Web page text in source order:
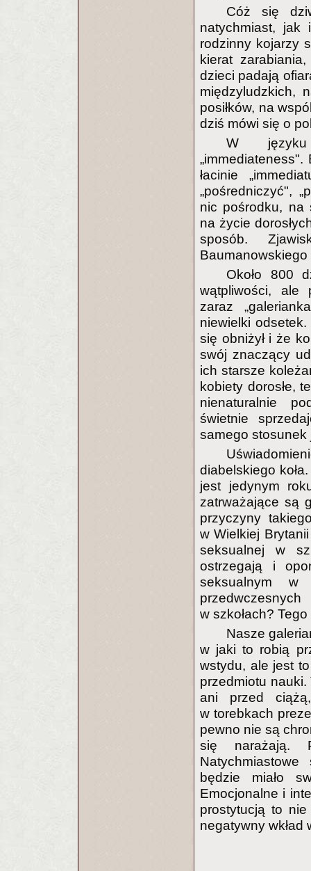
Cóż się
natychmiast,
rodzinny kojarzy
kierat
dzieci padają
międzyludzkich,
posiłków, na
dziś mówi się o
W języku
łacinie
„pośredniczyć",
nic pośrodku, na
na życie
sposób.
Baumanowskiego
Około 800
wątpliwości, ale
zaraz
niewielki
się obniżył i że
swój znaczący
ich starsze
kobiety dorosłe,
nienaturalnie
świetnie
samego stosunek
diabelskiego
jest jedynym
zatrważające są
przyczyny
w Wielkiej
seksualnej w
ostrzegają i
seksualnym
w szkołach?
Nasze
w jaki to robią
wstydu, ale jest
przedmiotu
ani przed
w torebkach
pewno nie są
się narażają.
będzie miało
Emocjonalne i
prostytucją to
negatywny wkład